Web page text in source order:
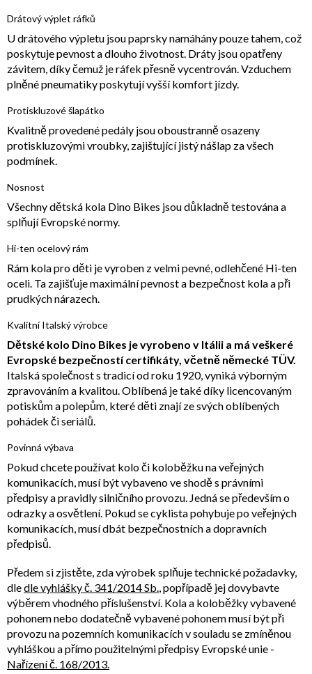
Drátový výplet ráfků
U drátového výpletu jsou paprsky namáhány pouze tahem, což
poskytuje pevnost a dlouho životnost. Dráty jsou opatřeny
závitem, díky čemuž je ráfek přesně vycentrován. Vzduchem
plněné pneumatiky poskytují vyšší komfort jízdy.
Protiskluzové šlapátko
Kvalitně provedené pedály jsou oboustranně osazeny
protiskluzovými vroubky, zajištující jistý nášlap za všech
podmínek.
Nosnost
Všechny dětská kola Dino Bikes jsou důkladně testována a
splňují Evropské normy.
Hi-ten ocelový rám
Rám kola pro děti je vyroben z velmi pevné, odlehčené Hi-ten
oceli. Ta zajišťuje maximální pevnost a bezpečnost kola a při
prudkých nárazech.
Kvalitní Italský výrobce
Dětské kolo Dino Bikes je vyrobeno v Itálii a má veškeré
Evropské bezpečností certifikáty, včetně německé TÜV.
Italská společnost s tradicí od roku 1920, vyniká výborným
zpravováním a kvalitou. Oblíbená je také díky licencovaným
potiskům a polepům, které děti znají ze svých oblíbených
pohádek či seriálů.
Povinná výbava
Pokud chcete používat kolo či koloběžku na veřejných
komunikacích, musí být vybaveno ve shodě s právními
předpisy a pravidly silničního provozu. Jedná se především o
odrazky a osvětlení. Pokud se cyklista pohybuje po veřejných
komunikacích, musí dbát bezpečnostních a dopravních
předpisů.
Předem si zjistěte, zda výrobek splňuje technické požadavky,
dledle vyhlášky č. 341/2014 Sb., popřípadě jej dovybavte
výběrem vhodného příslušenství. Kola a koloběžky vybavené
pohonem nebo dodatečně vybavené pohonem musí být při
provozu na pozemních komunikacích v souladu se zmíněnou
vyhláškou a přímo použitelnými předpisy Evropské unie -
Nařízení č. 168/2013.